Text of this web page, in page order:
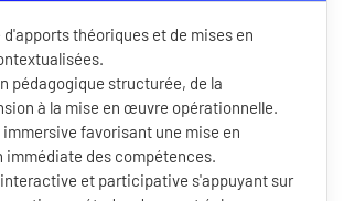
théoriques et de mises en
pédagogique structurée, de la
à la mise en œuvre opérationnelle.
favorisant une mise en
immédiate des compétences.
et participative s'appuyant sur